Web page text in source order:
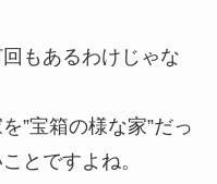
もあるわけじゃな
”宝箱の様な家”だっ
とですよね。